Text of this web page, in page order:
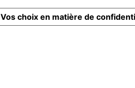
Vos choix en matière de